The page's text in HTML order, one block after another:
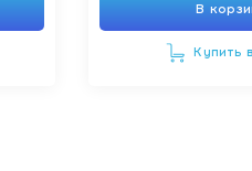
В
Купить